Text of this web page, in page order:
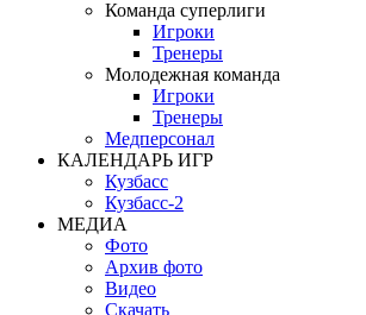
Команда суперлиги
Игроки
Тренеры
Молодежная команда
Игроки
Тренеры
Медперсонал
КАЛЕНДАРЬ ИГР
Кузбасс
Кузбасс-2
МЕДИА
Фото
Архив фото
Видео
Скачать